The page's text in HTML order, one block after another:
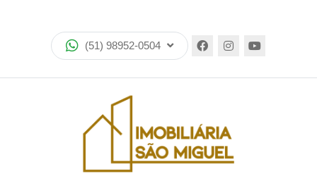
(51) 98952-0504
Imóveis
Encomende seu imóvel